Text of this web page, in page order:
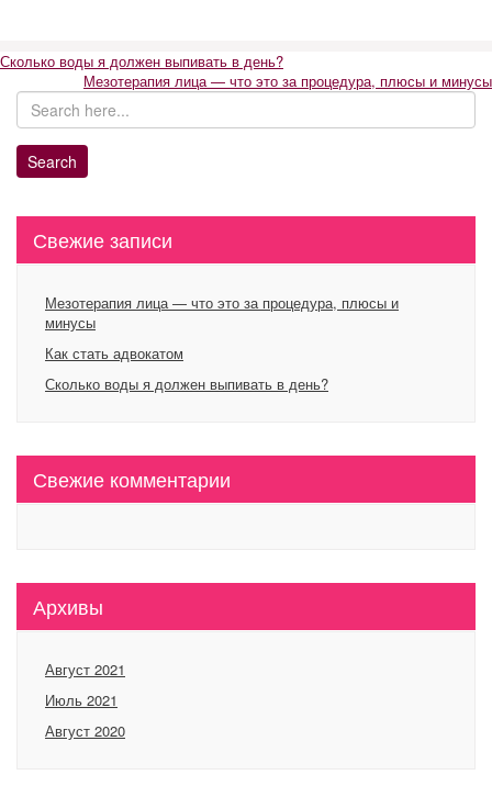
Навигация
по
записям
Сколько воды я должен выпивать в день?
Мезотерапия лица — что это за процедура, плюсы и минусы
Свежие записи
Мезотерапия лица — что это за процедура, плюсы и
минусы
Как стать адвокатом
Сколько воды я должен выпивать в день?
Свежие комментарии
Архивы
Август 2021
Июль 2021
Август 2020